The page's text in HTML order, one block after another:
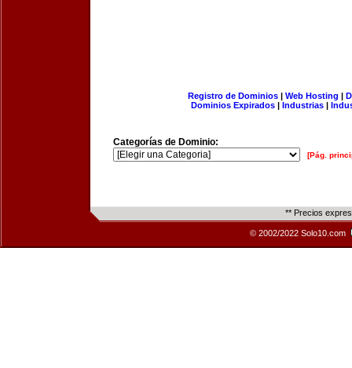
Registro de Dominios| Web Hosting |
Dominios Expirados | Industrias |
Categorías de Dominio:
[Pág.
** Precios
© 2002/2022 Solo10.com